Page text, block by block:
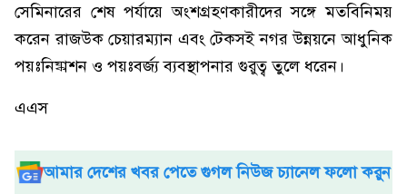
সেমিনারের শেষ পর্যায়ে অংশগ্রহণকারীদের সঙ্গে মতবিনিময়
করেন রাজউক চেয়ারম্যান এবং টেকসই নগর উন্নয়নে আধুনিক
পয়ঃনিষ্কাশন ও পয়ঃবর্জ্য ব্যবস্থাপনার গুরুত্ব তুলে ধরেন।
এএস
আমার দেশের খবর পেতে গুগল নিউজ চ্যানেল ফলো করুন